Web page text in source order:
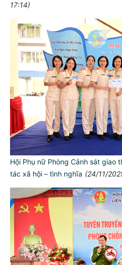
17:14)
Hội Phụ nữ Phòng Cảnh sát giao
tác xã hội – tình nghĩa (24/11/